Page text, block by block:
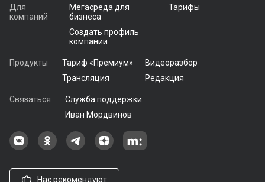
Для
компаний
Мегасреда для
бизнеса
Тарифы
Создать профиль
компании
Продукты Тариф «Премиум»
Видеоразбор
Трансляция
Редакция
Связаться
Служба поддержки
Иван Мордвинов
Наша группа в ВКонтакте
Наша группа на Одноклассники[
Наша группа в Telegram
наш профиль на Дзен
Наш аккаунт на Мегасреде
Нас рекомендуют